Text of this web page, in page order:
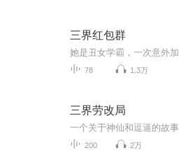
三界红包群
78 1.3万
三界劳改局
一个关于神仙和逗逼的故事
200 2万